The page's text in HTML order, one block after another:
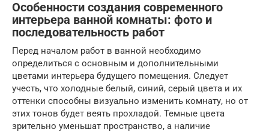
Особенности создания современного
интерьера ванной комнаты: фото и
последовательность работ
Перед началом работ в ванной необходимо
определиться с основным и дополнительными
цветами интерьера будущего помещения. Следует
учесть, что холодные белый, синий, серый цвета и их
оттенки способны визуально изменить комнату, но от
этих тонов будет веять прохладой. Темные цвета
зрительно уменьшат пространство, а наличие